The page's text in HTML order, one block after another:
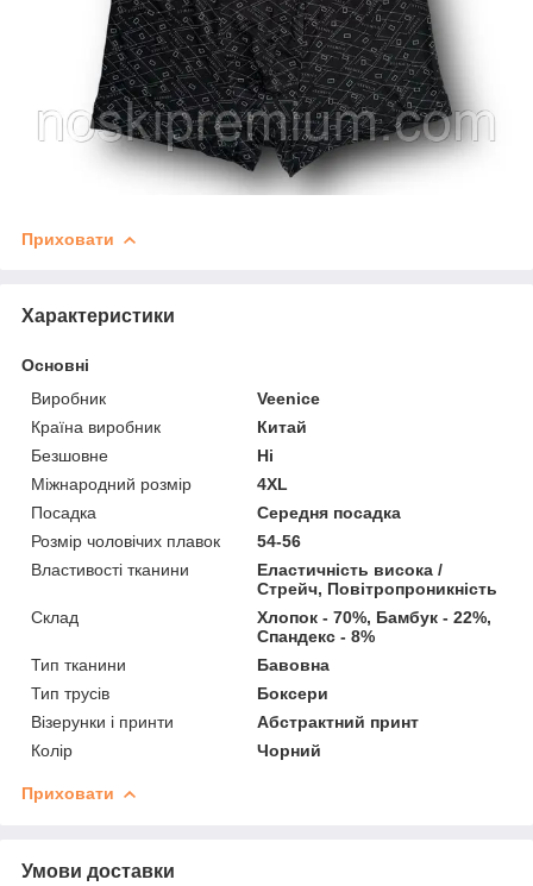
Приховати
Характеристики
Основні
Виробник
Veenice
Країна виробник
Китай
Безшовне
Ні
Міжнародний розмір
4XL
Посадка
Середня посадка
Розмір чоловічих плавок
54-56
Властивості тканини
Еластичність висока /
Стрейч, Повітропроникність
Склад
Хлопок - 70%, Бамбук - 22%,
Спандекс - 8%
Тип тканини
Бавовна
Тип трусів
Боксери
Візерунки і принти
Абстрактний принт
Колір
Чорний
Приховати
Умови доставки